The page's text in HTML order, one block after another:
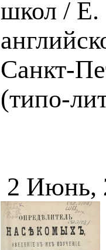
школ / Е.
Санкт-
(типо-
2 Июнь,